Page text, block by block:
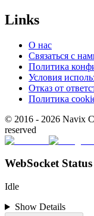
Links
О нас
Связаться с
Политика
Условия
Отказ от
Политика
© 2016 - 2026 Navix
reserved
WebSocket Status
Idle
Show Details